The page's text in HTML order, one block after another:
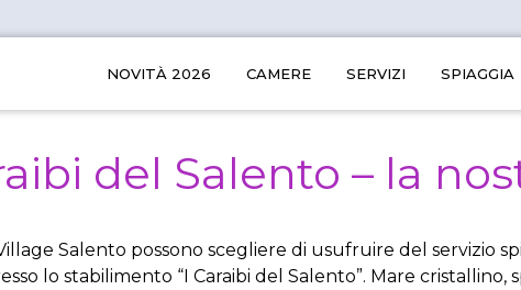
NOVITÀ 2026 CAMERE SERVIZI SPIAGGIA
del Salento – la
Salento possono scegliere di usufruire del servizio
lo stabilimento “I Caraibi del Salento”. Mare cristallino,